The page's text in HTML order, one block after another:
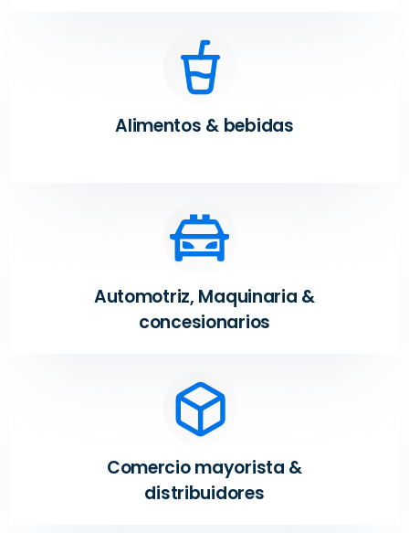
Alimentos & bebidas
Automotriz, Maquinaria &
concesionarios
Comercio mayorista &
distribuidores